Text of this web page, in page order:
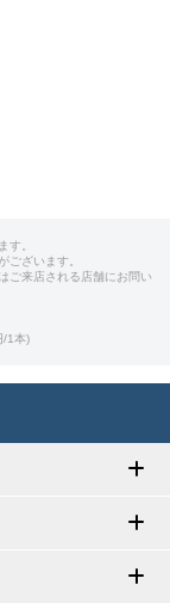
す。
ございます。
ご来店される店舗にお問い
/1本)